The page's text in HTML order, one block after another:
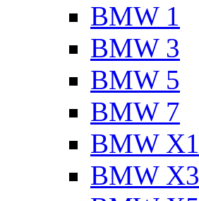
BMW 1
BMW 3
BMW 5
BMW 7
BMW X1
BMW X3